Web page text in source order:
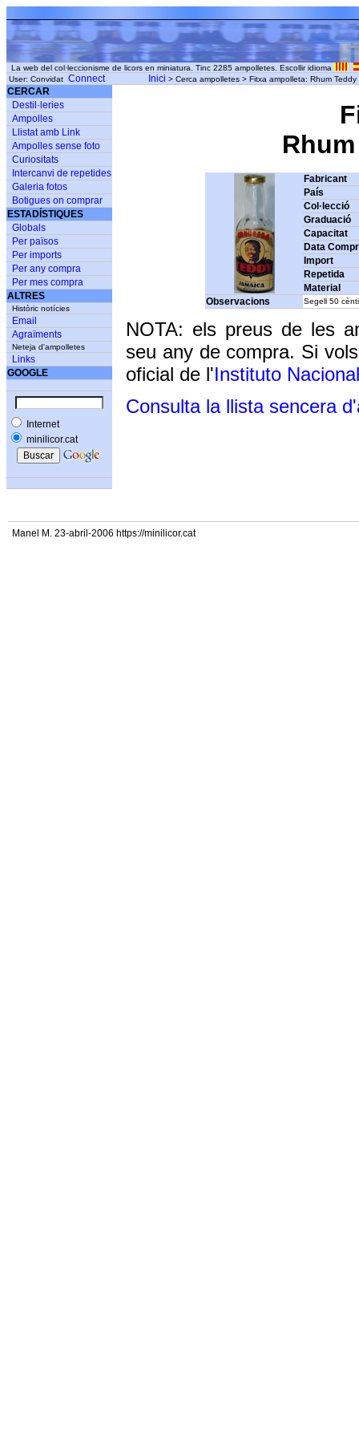
La web del col·leccionisme de licors en miniatura. Tinc 2285 ampolletes. Escollir idioma
User: Convidat Connect Inici > Cerca ampolletes > Fitxa ampolleta: Rhum
CERCAR
Destil·leries
Ampolles
Llistat amb Link
Ampolles sense foto
Curiositats
Intercanvi de repetides
Galeria fotos
Botigues on comprar
ESTADÍSTIQUES
Globals
Per països
Per imports
Per any compra
Per mes compra
ALTRES
Històric notícies
Email
Agraïments
Neteja d'ampolletes
Links
GOOGLE
Internet
minilicor.cat
Fabricant
País
Col·lecció
Graduació
Capacitat
Data
Import
Repetida
Material
Observacions
Segell 50
NOTA: els preus de les
seu any de compra. Si
oficial de l'Instituto
Consulta la llista sencera
Manel M. 23-abril-2006 https://minilicor.cat